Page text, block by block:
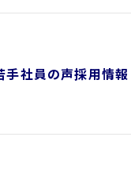
手社員の声採用情報